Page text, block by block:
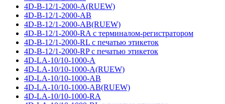
4D-B-12/1-2000-A(RUEW)
4D-B-12/1-2000-AB
4D-B-12/1-2000-AB(RUEW)
4D-B-12/1-2000-RA с терминалом-регистратором
4D-B-12/1-2000-RL с печатью этикеток
4D-B-12/1-2000-RP с печатью этикеток
4D-LA-10/10-1000-A
4D-LA-10/10-1000-A(RUEW)
4D-LA-10/10-1000-AB
4D-LA-10/10-1000-AB(RUEW)
4D-LA-10/10-1000-RA